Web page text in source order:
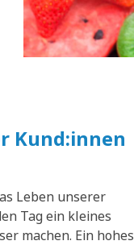
Kund:innen
Leben unserer
Tag ein kleines
machen. Ein hohes